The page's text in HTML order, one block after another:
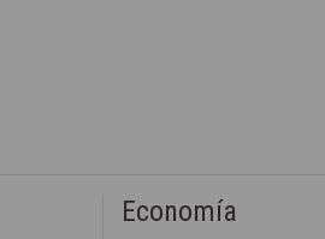
Economía